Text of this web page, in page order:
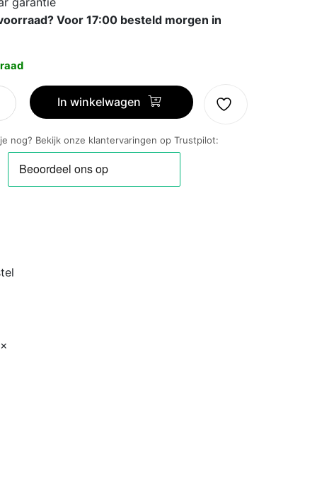
Voor 17:00 besteld morgen in
In winkelwagen
nog? Bekijk onze klantervaringen op Trustpilot: